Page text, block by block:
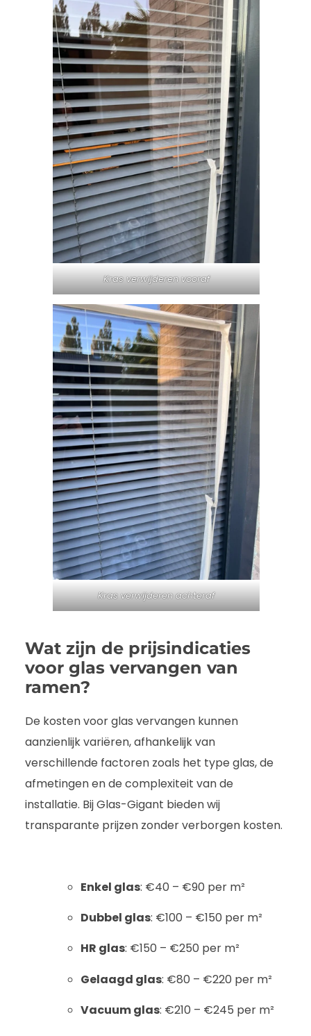
Kras verwijderen vooraf
Kras verwijderen achteraf
Wat zijn de prijsindicaties
voor glas vervangen van
ramen?
De kosten voor glas vervangen kunnen
aanzienlijk variëren, afhankelijk van
verschillende factoren zoals het type glas, de
afmetingen en de complexiteit van de
installatie. Bij Glas-Gigant bieden wij
transparante prijzen zonder verborgen kosten.
Enkel glas: €40 – €90 per m²
Dubbel glas: €100 – €150 per m²
HR glas: €150 – €250 per m²
Gelaagd glas: €80 – €220 per m²
Vacuum glas: €210 – €245 per m²